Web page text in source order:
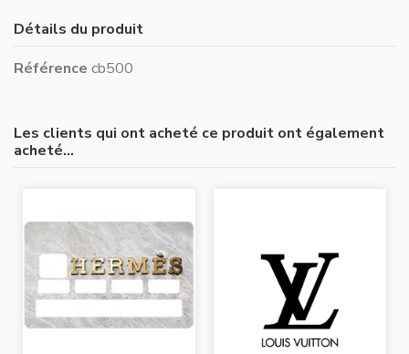
Détails du produit
Référence cb500
Les clients qui ont acheté ce produit ont également
acheté...